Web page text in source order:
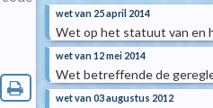
wet van 25 april 2014
Wet op het statuut van en
wet van 12 mei 2014
Wet betreffende de
wet van 03 augustus 2012